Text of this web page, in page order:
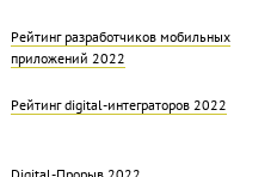
Рейтинг разработчиков мобильных
приложений 2022
Рейтинг digital-интеграторов 2022
Digital-Прорыв 2022